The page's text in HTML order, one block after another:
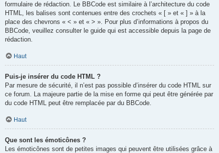
formulaire de rédaction. Le BBCode est similaire à l’architecture du code
HTML, les balises sont contenues entre des crochets « [ » et « ] » à la
place des chevrons « < » et « > ». Pour plus d’informations à propos du
BBCode, veuillez consulter le guide qui est accessible depuis la page de
rédaction.
Haut
Puis-je insérer du code HTML ?
Par mesure de sécurité, il n’est pas possible d’insérer du code HTML sur
ce forum. La majeure partie de la mise en forme qui peut être générée par
du code HTML peut être remplacée par du BBCode.
Haut
Que sont les émoticônes ?
Les émoticônes sont de petites images qui peuvent être utilisées grâce à